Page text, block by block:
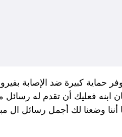
حماية كبيرة ضد الإصابة
ابنه فعليك أن تقدم له رسائل
أننا وضعنا لك أجمل رسائل ال